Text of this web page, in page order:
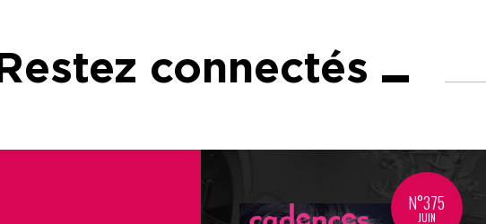
connectés
N°375
JUIN